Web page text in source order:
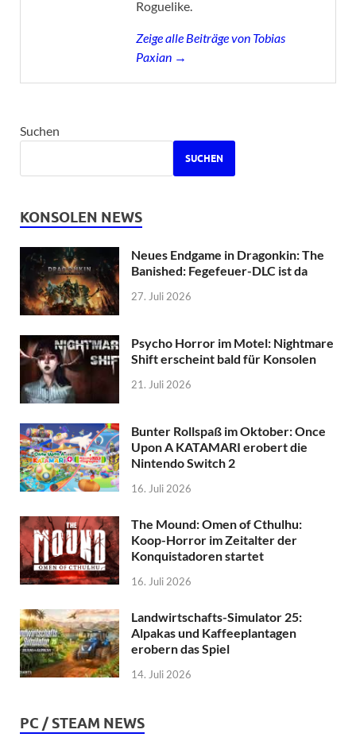
Roguelike.
Zeige alle Beiträge von Tobias
Paxian →
Suchen
SUCHEN
KONSOLEN NEWS
Neues Endgame in Dragonkin: The
Banished: Fegefeuer-DLC ist da
27. Juli 2026
Psycho Horror im Motel: Nightmare
Shift erscheint bald für Konsolen
21. Juli 2026
Bunter Rollspaß im Oktober: Once
Upon A KATAMARI erobert die
Nintendo Switch 2
16. Juli 2026
The Mound: Omen of Cthulhu:
Koop-Horror im Zeitalter der
Konquistadoren startet
16. Juli 2026
Landwirtschafts-Simulator 25:
Alpakas und Kaffeeplantagen
erobern das Spiel
14. Juli 2026
PC / STEAM NEWS